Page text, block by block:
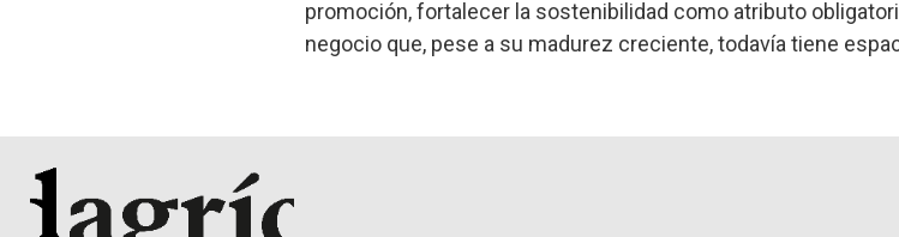
promoción, fortalecer la sostenibilidad como atributo
negocio que, pese a su madurez creciente, todavía tiene